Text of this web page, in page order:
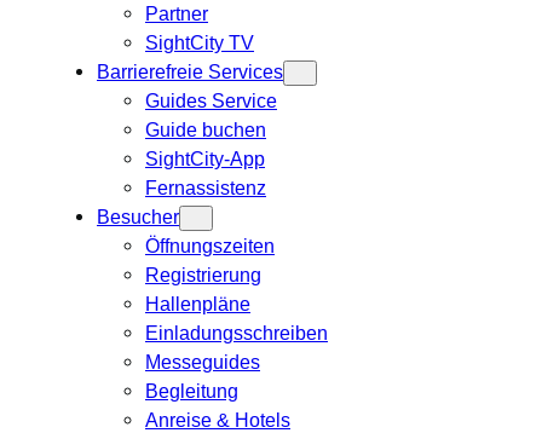
Partner
SightCity TV
Barrierefreie Services
Guides Service
Guide buchen
SightCity-App
Fernassistenz
Besucher
Öffnungszeiten
Registrierung
Hallenpläne
Einladungsschreiben
Messeguides
Begleitung
Anreise & Hotels